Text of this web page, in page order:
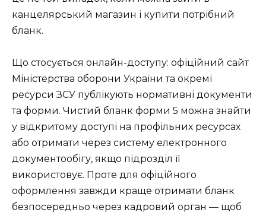
канцелярський магазин і купити потрібний
бланк.
Що стосується онлайн-доступу: офіційний сайт
Міністерства оборони України та окремі
ресурси ЗСУ публікують нормативні документи
та форми. Чистий бланк форми 5 можна знайти
у відкритому доступі на профільних ресурсах
або отримати через систему електронного
документообігу, якщо підрозділ її
використовує. Проте для офіційного
оформлення завжди краще отримати бланк
безпосередньо через кадровий орган — щоб